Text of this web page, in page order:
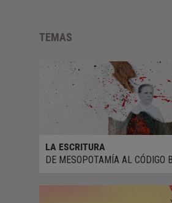
TEMAS
LA ESCRITURA
DE MESOPOTAMÍA AL CÓDIGO